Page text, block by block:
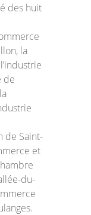
des huit
la
de
de Saint-
et
du-